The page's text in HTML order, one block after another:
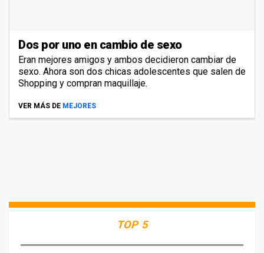
Dos por uno en cambio de sexo
Eran mejores amigos y ambos decidieron cambiar de
sexo. Ahora son dos chicas adolescentes que salen de
Shopping y compran maquillaje.
VER MÁS DE MEJORES
TOP 5